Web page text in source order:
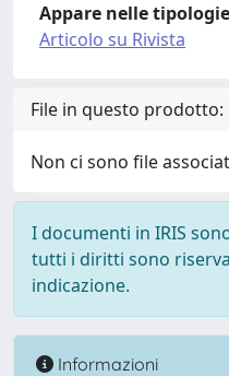
Appare nelle
Articolo su Rivista
File in questo prodotto:
Non ci sono file
I documenti in IRIS
tutti i diritti sono
indicazione.
Informazioni